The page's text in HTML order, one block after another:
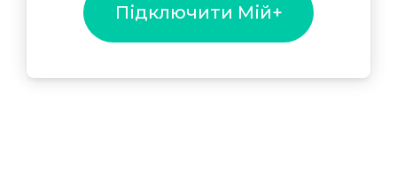
Підключити Мій+